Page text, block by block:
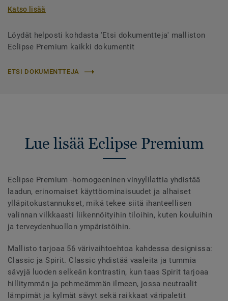
Katso lisää
Löydät helposti kohdasta 'Etsi dokumentteja' malliston
Eclipse Premium kaikki dokumentit
ETSI DOKUMENTTEJA
Lue lisää Eclipse Premium
Eclipse Premium -homogeeninen vinyylilattia yhdistää
laadun, erinomaiset käyttöominaisuudet ja alhaiset
ylläpitokustannukset, mikä tekee siitä ihanteellisen
valinnan vilkkaasti liikennöityihin tiloihin, kuten kouluihin
ja terveydenhuollon ympäristöihin.
Mallisto tarjoaa 56 värivaihtoehtoa kahdessa designissa:
Classic ja Spirit. Classic yhdistää vaaleita ja tummia
sävyjä luoden selkeän kontrastin, kun taas Spirit tarjoaa
hillitymmän ja pehmeämmän ilmeen, jossa neutraalit
lämpimät ja kylmät sävyt sekä raikkaat väripaletit